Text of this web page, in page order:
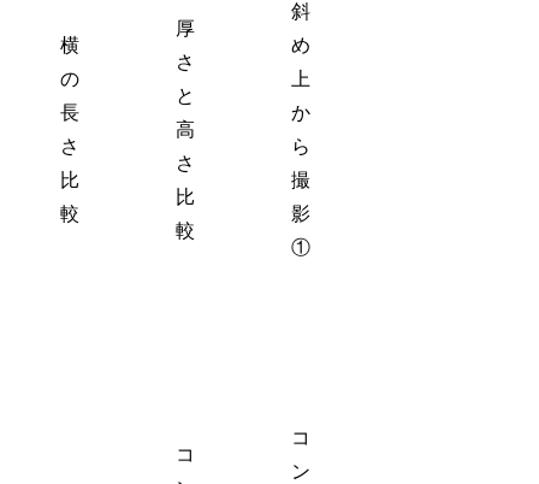
横
の
長
さ
比
較
厚
さ
と
高
さ
比
較
斜
め
上
か
ら
撮
影
①
コ
コ
ン